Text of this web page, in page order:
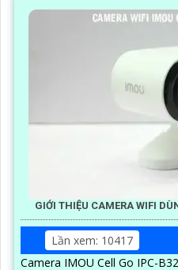
GIỚI THIỆU CAMERA WIFI
Lần xem: 10417
Camera IMOU Cell Go IPC-B32P-V2 với hình ảnh chất lượng